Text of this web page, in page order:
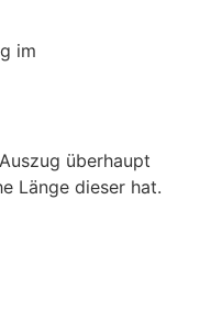
überhaupt
Länge dieser hat.